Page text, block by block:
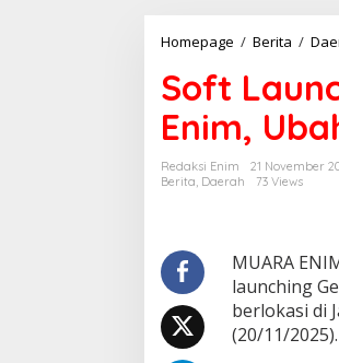
Homepage / Berita /
Soft
Enim,
Redaksi Enim
21 November
Berita Daerah 73 Views
MUARA
launching
berlokasi di
(20/11/2025).